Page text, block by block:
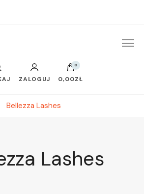
ZALOGUJ
0
0,00ZŁ
Bellezza Lashes
Lashes